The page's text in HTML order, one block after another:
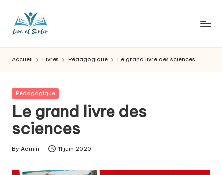
L
ir
e
e
t
s
o
r
pour
les
goûts,
des
sorties
pour
Accueil Livres Pédagogique Le grand livre des sciences
Posted
Pédagogique
Le grand livre des
sciences
Posted
By Admin 11 juin 2020